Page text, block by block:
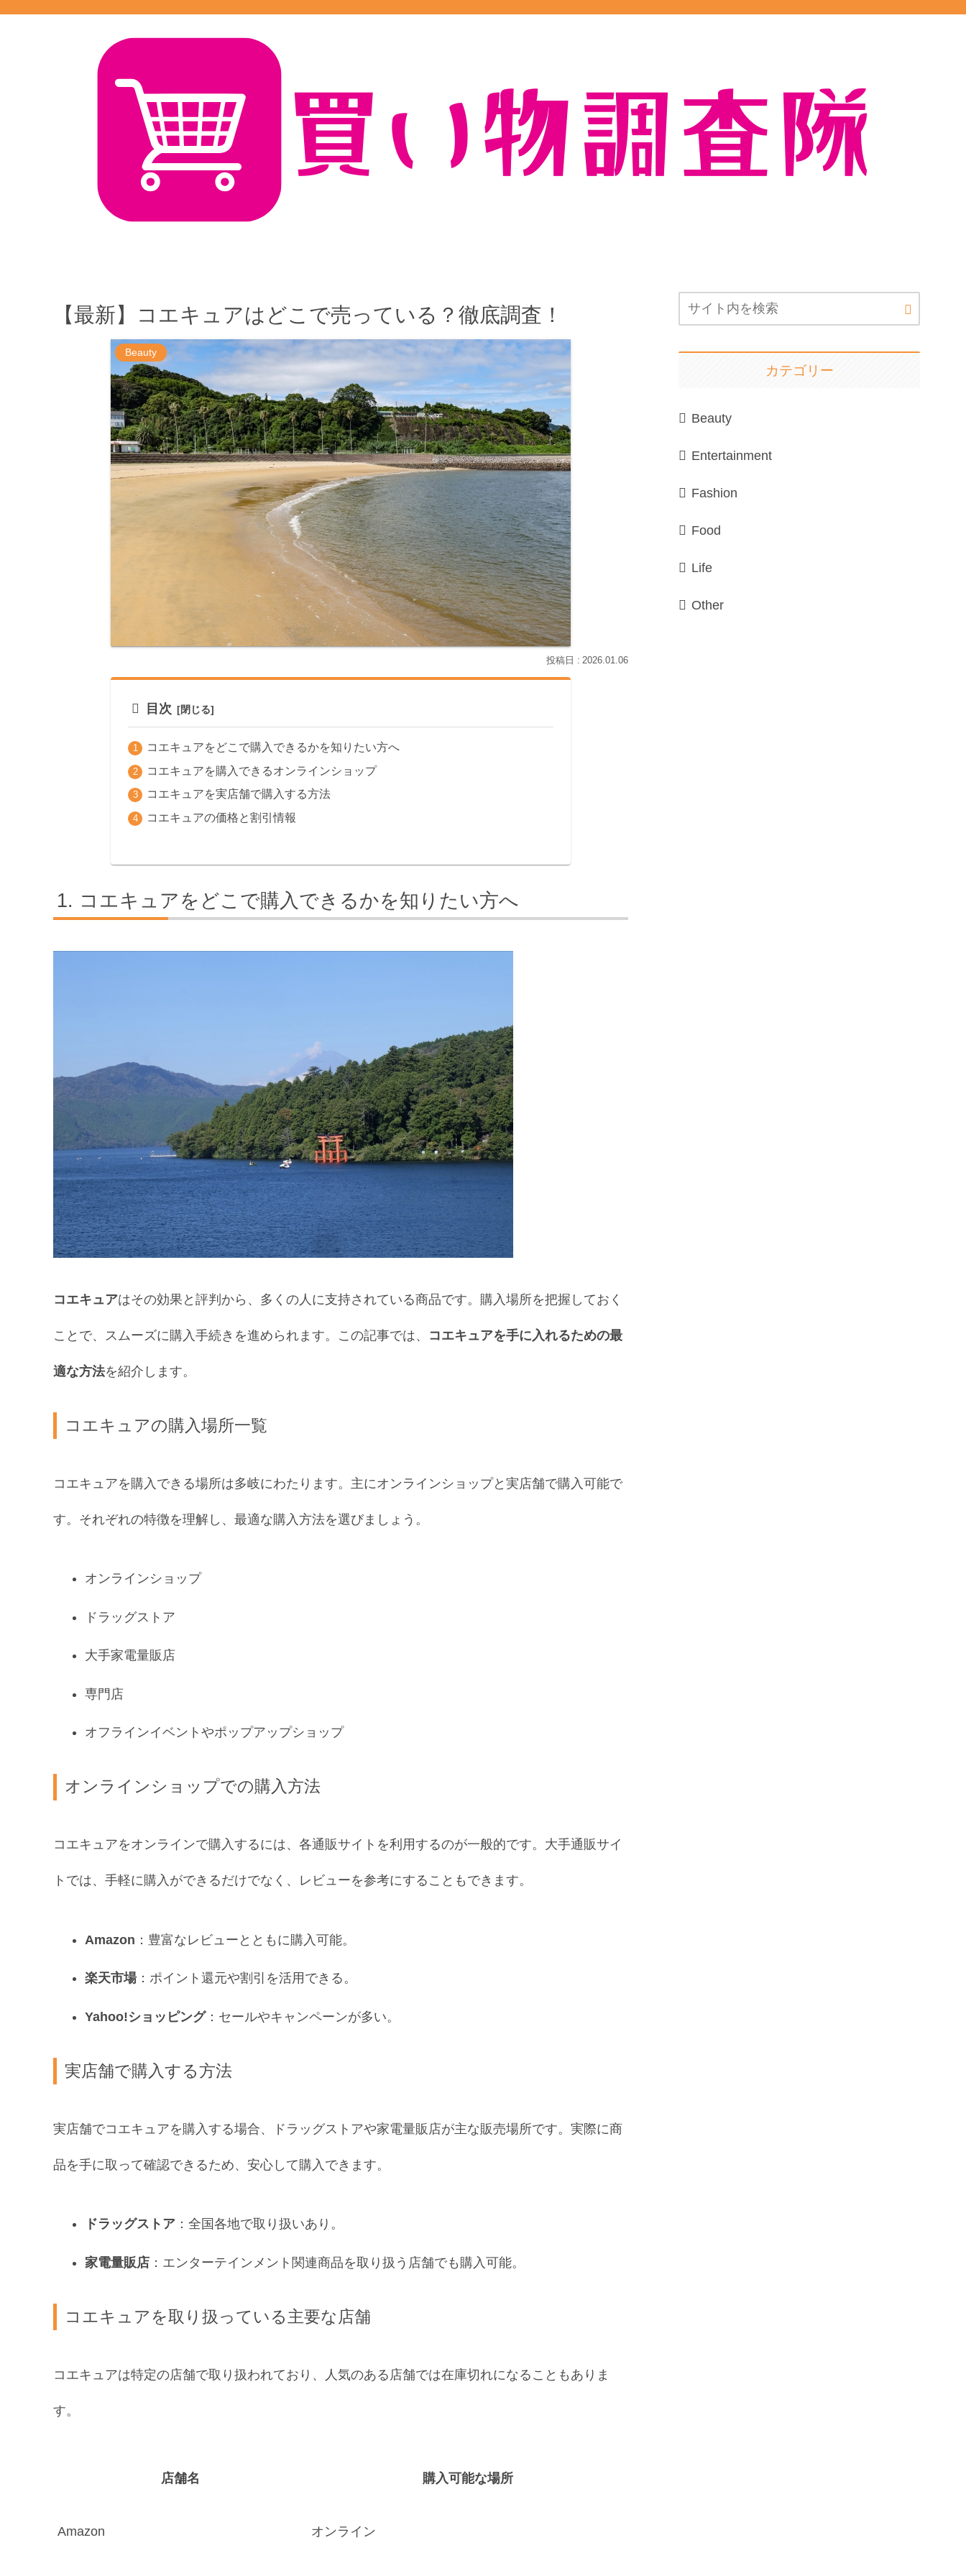
【最新】コエキュアはどこで売っている？徹底調査！
Beauty
2026.01.06
目次
コエキュアをどこで購入できるかを知りたい方へ
コエキュアを購入できるオンラインショップ
コエキュアを実店舗で購入する方法
コエキュアの価格と割引情報
コエキュアをどこで購入できるかを知りたい方へ
コエキュアはその効果と評判から、多くの人に支持されている商品です。購入場所を把握しておく
ことで、スムーズに購入手続きを進められます。この記事では、 コエキュアを手に入れるための最
適な方法を紹介します。
コエキュアの購入場所一覧
コエキュアを購入できる場所は多岐にわたります。主にオンラインショップと実店舗で購入可能で
す。それぞれの特徴を理解し、最適な購入方法を選びましょう。
オンラインショップ
ドラッグストア
大手家電量販店
専門店
オフラインイベントやポップアップショップ
オンラインショップでの購入方法
コエキュアをオンラインで購入するには、各通販サイトを利用するのが一般的です。大手通販サイ
トでは、手軽に購入ができるだけでなく、レビューを参考にすることもできます。
Amazon ：豊富なレビューとともに購入可能。
楽天市場：ポイント還元や割引を活用できる。
Yahoo!ショッピング：セールやキャンペーンが多い。
実店舗で購入する方法
実店舗でコエキュアを購入する場合、ドラッグストアや家電量販店が主な販売場所です。実際に商
品を手に取って確認できるため、安心して購入できます。
ドラッグストア：全国各地で取り扱いあり。
家電量販店：エンターテインメント関連商品を取り扱う店舗でも購入可能。
コエキュアを取り扱っている主要な店舗
コエキュアは特定の店舗で取り扱われており、人気のある店舗では在庫切れになることもありま
す。
店舗名 購入可能な場所
Amazon オンライン
カテゴリー
Beauty
Entertainment
Fashion
Food
Life
Other